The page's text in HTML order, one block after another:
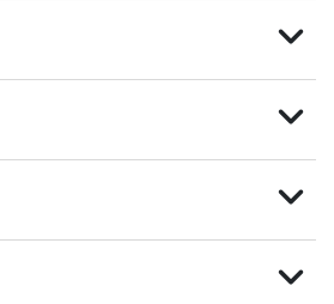
expand_more
expand_more
expand_more
expand_more